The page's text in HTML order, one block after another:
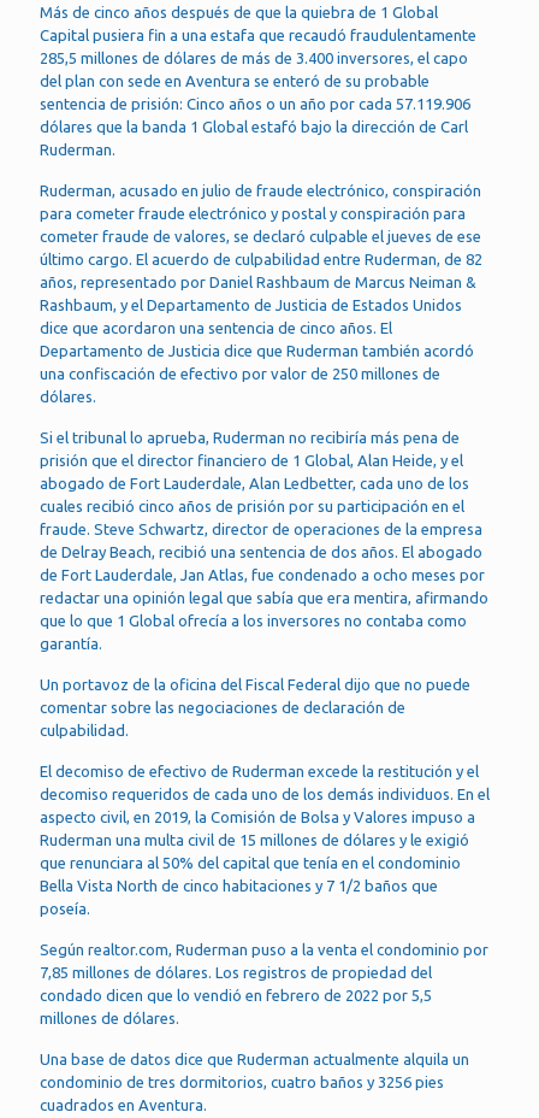
Más de cinco años después de que la quiebra de 1 Global
Capital pusiera fin a una estafa que recaudó fraudulentamente
285,5 millones de dólares de más de 3.400 inversores, el capo
del plan con sede en Aventura se enteró de su probable
sentencia de prisión: Cinco años o un año por cada 57.119.906
dólares que la banda 1 Global estafó bajo la dirección de Carl
Ruderman.
Ruderman, acusado en julio de fraude electrónico, conspiración
para cometer fraude electrónico y postal y conspiración para
cometer fraude de valores, se declaró culpable el jueves de ese
último cargo. El acuerdo de culpabilidad entre Ruderman, de 82
años, representado por Daniel Rashbaum de Marcus Neiman &
Rashbaum, y el Departamento de Justicia de Estados Unidos
dice que acordaron una sentencia de cinco años. El
Departamento de Justicia dice que Ruderman también acordó
una confiscación de efectivo por valor de 250 millones de
dólares.
Si el tribunal lo aprueba, Ruderman no recibiría más pena de
prisión que el director financiero de 1 Global, Alan Heide, y el
abogado de Fort Lauderdale, Alan Ledbetter, cada uno de los
cuales recibió cinco años de prisión por su participación en el
fraude. Steve Schwartz, director de operaciones de la empresa
de Delray Beach, recibió una sentencia de dos años. El abogado
de Fort Lauderdale, Jan Atlas, fue condenado a ocho meses por
redactar una opinión legal que sabía que era mentira, afirmando
que lo que 1 Global ofrecía a los inversores no contaba como
garantía.
Un portavoz de la oficina del Fiscal Federal dijo que no puede
comentar sobre las negociaciones de declaración de
culpabilidad.
El decomiso de efectivo de Ruderman excede la restitución y el
decomiso requeridos de cada uno de los demás individuos. En el
aspecto civil, en 2019, la Comisión de Bolsa y Valores impuso a
Ruderman una multa civil de 15 millones de dólares y le exigió
que renunciara al 50% del capital que tenía en el condominio
Bella Vista North de cinco habitaciones y 7 1/2 baños que
poseía.
Según realtor.com, Ruderman puso a la venta el condominio por
7,85 millones de dólares. Los registros de propiedad del
condado dicen que lo vendió en febrero de 2022 por 5,5
millones de dólares.
Una base de datos dice que Ruderman actualmente alquila un
condominio de tres dormitorios, cuatro baños y 3256 pies
cuadrados en Aventura.